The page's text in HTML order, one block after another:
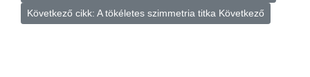
Következő cikk: A tökéletes szimmetria titka Következő